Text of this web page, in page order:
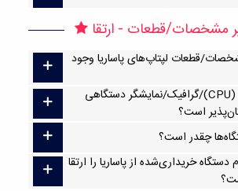
مشخصات/قطعات - ارتقا
قطعات لپتاپ‌های پاساریا وجود
می‌خواهم پردازنده (CPU)/گرافیک/نمایشگر دستگاهی
است؟
چقدر است؟
خریداری‌شده از پاساریا را ارتقا